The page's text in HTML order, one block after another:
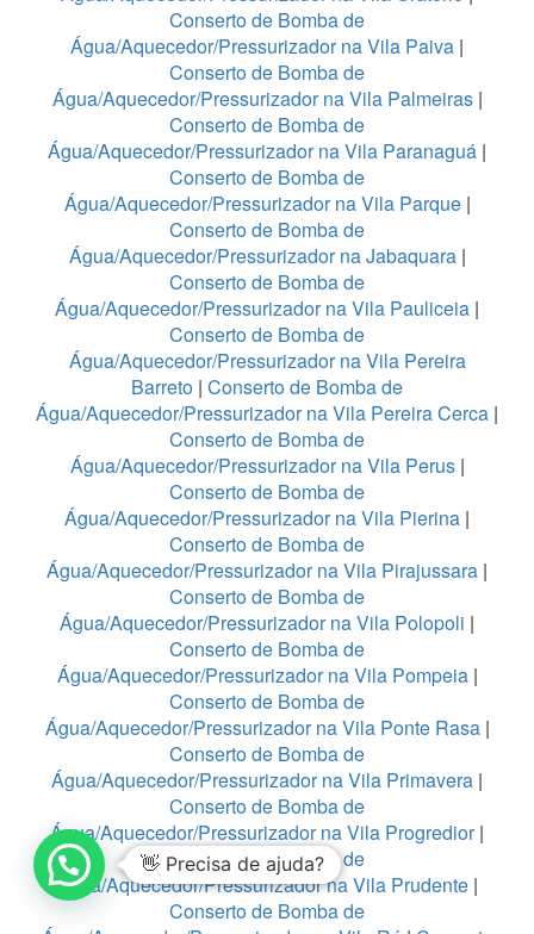
Conserto de Bomba de
Água/Aquecedor/Pressurizador na Vila Paiva |
Conserto de Bomba de
Água/Aquecedor/Pressurizador na Vila Palmeiras|
Conserto de Bomba de
Água/Aquecedor/Pressurizador na Vila Paranaguá |
Conserto de Bomba de
Água/Aquecedor/Pressurizador na Vila Parque|
Conserto de Bomba de
Água/Aquecedor/Pressurizador na Jabaquara|
Conserto de Bomba de
Água/Aquecedor/Pressurizador na Vila Pauliceia |
Conserto de Bomba de
Água/Aquecedor/Pressurizador na Vila Pereira
Barreto | Conserto de Bomba de
Água/Aquecedor/Pressurizador na Vila Pereira Cerca |
Conserto de Bomba de
Água/Aquecedor/Pressurizador na Vila Perus|
Conserto de Bomba de
Água/Aquecedor/Pressurizador na Vila Pierina |
Conserto de Bomba de
Água/Aquecedor/Pressurizador na Vila Pirajussara |
Conserto de Bomba de
Água/Aquecedor/Pressurizador na Vila Polopoli |
Conserto de Bomba de
Água/Aquecedor/Pressurizador na Vila Pompeia|
Conserto de Bomba de
Água/Aquecedor/Pressurizador na Vila Ponte Rasa|
Conserto de Bomba de
Água/Aquecedor/Pressurizador na Vila Primavera |
Conserto de Bomba de
Água/Aquecedor/Pressurizador na Vila Progredior|
Conserto de Bomba de
Água/Aquecedor/Pressurizador na Vila Prudente |
Conserto de Bomba de
👋 Precisa de ajuda?